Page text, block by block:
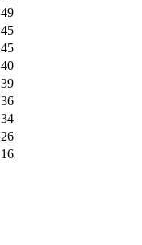
49
45
45
40
39
36
34
26
16